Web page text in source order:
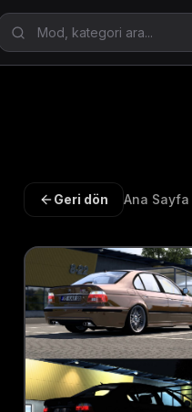
Geri dön Ana Sayfa